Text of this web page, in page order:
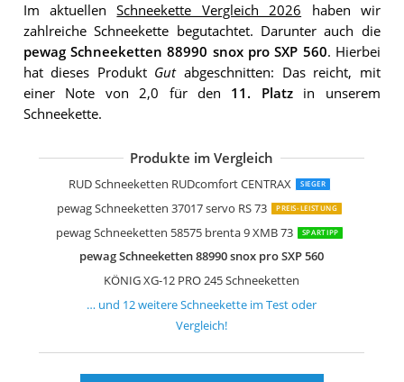
Im aktuellenSchneekette Vergleich 2026 haben wir
zahlreiche Schneekette begutachtet. Darunter auch die
pewag Schneeketten 88990 snox pro SXP 560. Hierbei
hat dieses Produkt Gutabgeschnitten: Das reicht, mit
einer Note von 2,0 für den 11. Platzin unserem
Schneekette.
Produkte im Vergleich
RUD Schneeketten RUDcomfort CENTRAX SIEGER
pewag Schneeketten 37017 servo RS 73 PREIS-LEISTUNG
pewag Schneeketten 58575 brenta 9 XMB 73 SPARTIPP
pewag Schneeketten 88990 snox pro SXP 560
KÖNIG XG-12 PRO 245 Schneeketten
RUD Schneeketten RUDcompact
pewag Schneeketten 12361 brenta-c
pewag Schneeketten 37145 servo suv
KÖNIG CL-10 100 Schneeketten
König CB-12 104 Schneeketten 2 Stück
Lescars Schneeketten NX3023
Filmer 18626 Schneekette SuperGrip
RUD Schneeketten RUDcompact GRIP
Sumex Schneeketten HUSA100
Michelin 92308 Schneekette M1
Michelin 92303 Textilschneeketten
… und 12weitereSchneekette im Test oder
Vergleich!